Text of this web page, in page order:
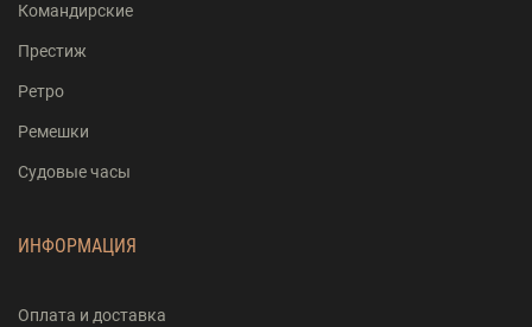
Командирские
Престиж
Ретро
Ремешки
Судовые часы
ИНФОРМАЦИЯ
Оплата и доставка